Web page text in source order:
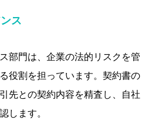
ス
部門は、企業の法的リスクを管
役割を担っています。契約書の
先との契約内容を精査し、自社
します。